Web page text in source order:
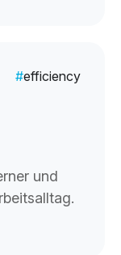
efficiency
und